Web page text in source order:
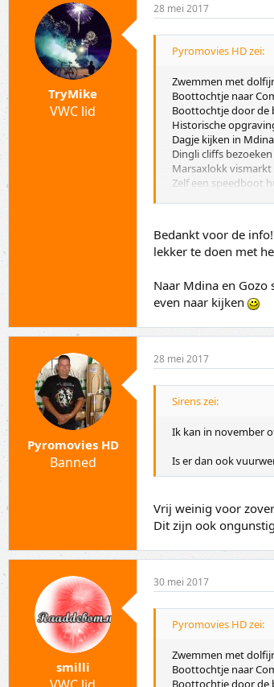
TryMike
VWC lid
28 mei 2017
Pyromovies HD zei:
Zwemmen met
Boottochtje naar
Boottochtje door de
Historische
Dagje kijken in Mdina
Dingli cliffs bezoeken
Marsaxlokk vismarkt
Zelf een speedboot
Bedankt voor de
lekker te doen met
Naar Mdina en
even naar kijken
Pyromovies HD
Banned
28 mei 2017
Sirens zei:
Ik kan in november
Is er dan ook
Vrij weinig voor
Dit zijn ook
smilli
30 mei 2017
Pyromovies HD zei:
Zwemmen met
Boottochtje naar
Boottochtje door de